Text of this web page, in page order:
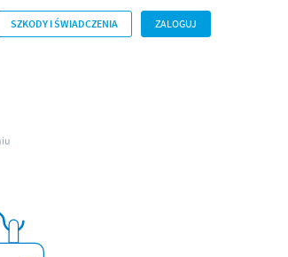
SZKODY I ŚWIADCZENIA ZALOGUJ